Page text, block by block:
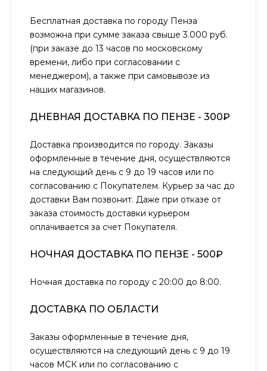
Бесплатная доставка по городу Пенза
возможна при сумме заказа свыше 3.000 руб.
(при заказе до 13 часов по московскому
времени, либо при согласовании с
менеджером), а также при самовывозе из
наших магазинов.
ДНЕВНАЯ ДОСТАВКА ПО ПЕНЗЕ - 300₽
Доставка производится по городу. Заказы
оформленные в течение дня, осуществляются
на следующий день с 9 до 19 часов или по
согласованию с Покупателем. Курьер за час до
доставки Вам позвонит. Даже при отказе от
заказа стоимость доставки курьером
оплачивается за счет Покупателя.
НОЧНАЯ ДОСТАВКА ПО ПЕНЗЕ - 500₽
Ночная доставка по городу с 20:00 до 8:00.
ДОСТАВКА ПО ОБЛАСТИ
Заказы оформленные в течение дня,
осуществляются на следующий день с 9 до 19
часов МСК или по согласованию с